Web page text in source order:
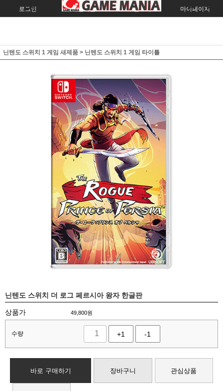
로그인 회원가입 주문조회 마이페이지
닌텐도 스위치 1 게임 새제품 > 닌텐도 스위치 1 게임 타이틀
닌텐도 스위치 더 로그 페르시아 왕자 한글판
상품가 49,800원
수량 +1 -1
바로 구매하기 장바구니 관심상품